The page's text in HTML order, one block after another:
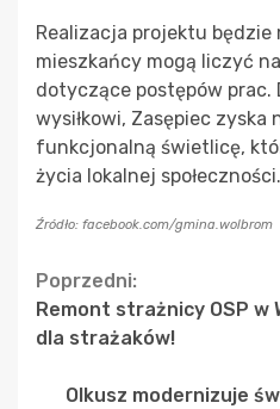
Realizacja projektu będzie
mieszkańcy mogą liczyć
dotyczące postępów prac.
wysiłkowi, Zasępiec zyska
funkcjonalną świetlicę,
życia lokalnej społeczności.
Źródło: facebook.com/gmina.wolbrom
Continue
Reading
Poprzedni:
Remont strażnicy OSP w
dla strażaków!
Olkusz modernizuje